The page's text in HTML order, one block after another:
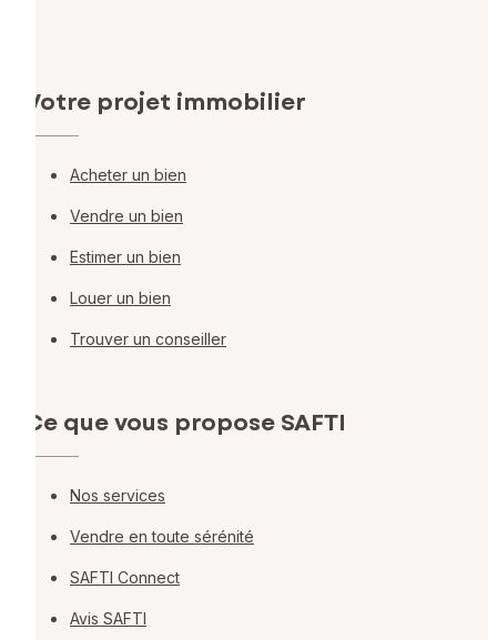
Votre projet immobilier
Acheter un bien
Vendre un bien
Estimer un bien
Louer un bien
Trouver un conseiller
Ce que vous propose SAFTI
Nos services
Vendre en toute sérénité
SAFTI Connect
Avis SAFTI